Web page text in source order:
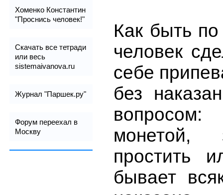
Хоменко Константин
"Проснись человек!"
Скачать все тетради
или весь
sistemaivanova.ru
Журнал "Паршек.ру"
Форум переехал в
Москву
Как быть
человек
себе
без
монетой,
простить
бывает